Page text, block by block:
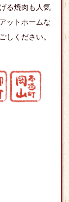
る焼肉も人気
ットホームな
しください。